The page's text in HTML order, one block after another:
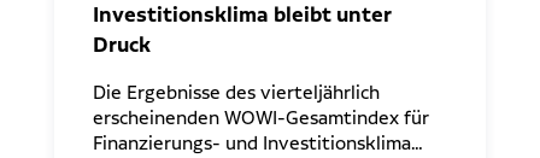
Investitionsklima bleibt unter
Druck
Die Ergebnisse des vierteljährlich
erscheinenden WOWI-Gesamtindex für
Finanzierungs- und Investitionsklima…